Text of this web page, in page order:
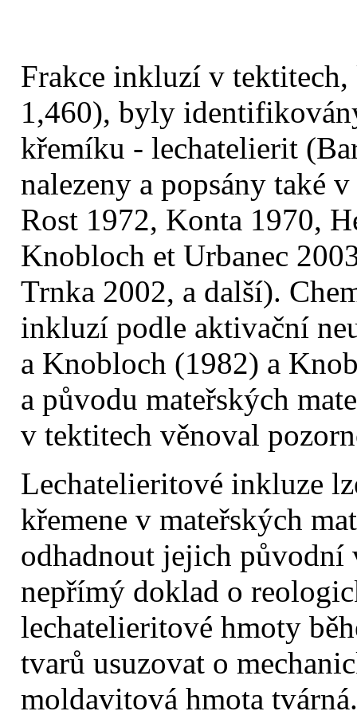
Frakce inkluzí v
1,460), byly
křemíku - lechatelierit
nalezeny a popsány také
Rost 1972, Konta 1970,
Knobloch et Urbanec
Trnka 2002, a další).
inkluzí podle aktivační
a Knobloch (1982) a
a původu mateřských
v tektitech věnoval
Lechatelieritové inkluze
křemene v mateřských
odhadnout jejich původní
nepřímý doklad o
lechatelieritové hmoty
tvarů usuzovat o
moldavitová hmota tvárná.